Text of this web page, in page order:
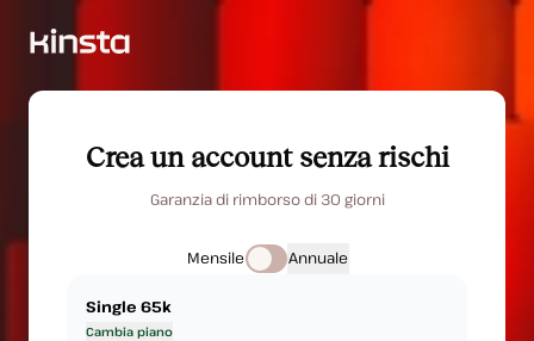
Crea un account senza rischi
Garanzia di rimborso di 30 giorni
Mensile Annuale
Single 65k
Cambia piano